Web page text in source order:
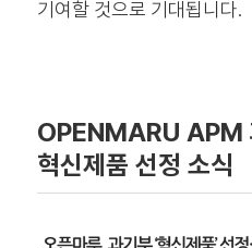
기여할 것으로 기대됩니다.
OPENMARU APM
혁신제품 선정 소식